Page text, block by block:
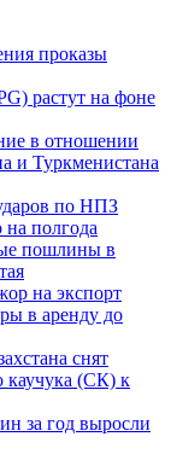
проказы
растут на фоне
в отношении
и Туркменистана
по НПЗ
на полгода
пошлины в
на экспорт
в аренду до
снят
каучука (СК) к
за год выросли